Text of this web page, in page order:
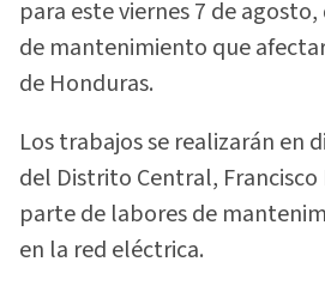
para este viernes 7 de
de mantenimiento que
de Honduras.
Los trabajos se realizarán en
del Distrito Central,
parte de labores de
en la red eléctrica.